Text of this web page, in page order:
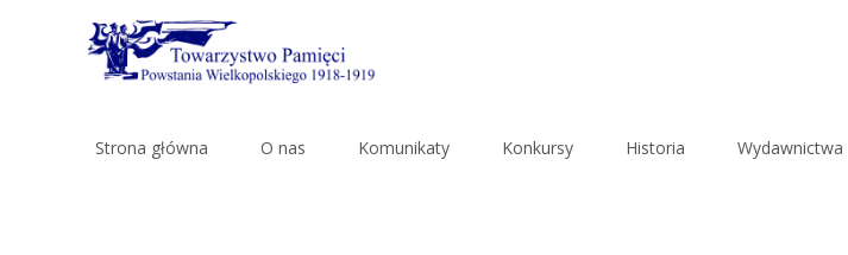
Strona główna O nas Komunikaty Konkursy Historia Wydawnictwa